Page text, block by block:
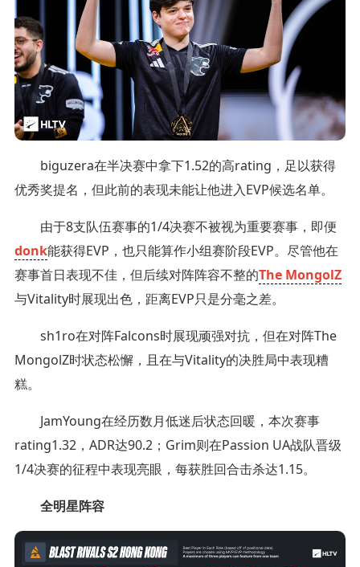
biguzera在半决赛中拿下1.52的高rating，足以获得
优秀奖提名，但此前的表现未能让他进入EVP候选名单。
由于8支队伍赛事的1/4决赛不被视为重要赛事，即便
donk能获得EVP，也只能算作小组赛阶段EVP。尽管他在
赛事首日表现不佳，但后续对阵阵容不整的The MongolZ
与Vitality时展现出色，距离EVP只是分毫之差。
sh1ro在对阵Falcons时展现顽强对抗，但在对阵The
MongolZ时状态松懈，且在与Vitality的决胜局中表现糟
糕。
JamYoung⁠在经历数月低迷后状态回暖，本次赛事
rating1.32，ADR达90.2；Grim则在Passion UA战队晋级
1/4决赛的征程中表现亮眼，每获胜回合击杀达1.15。
全明星阵容